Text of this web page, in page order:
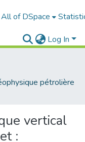
All of DSpace
Log In
pétrolière
vertical
: